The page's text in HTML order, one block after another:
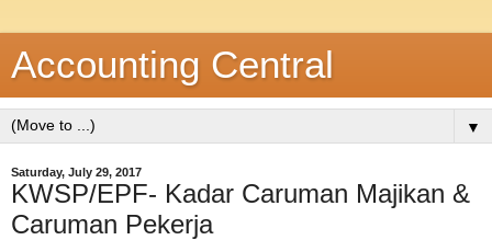
Accounting Central
▼
Saturday, July 29, 2017
KWSP/EPF- Kadar Caruman Majikan &
Caruman Pekerja